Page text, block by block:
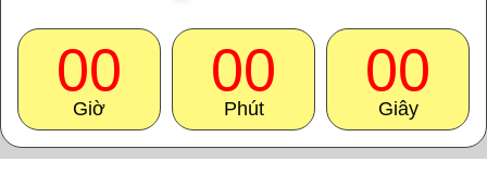
00
Giờ
00
Phút
00
Giây